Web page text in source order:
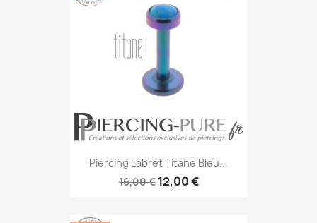
Piercing Labret Titane Bleu...
16,00 € 12,00 €